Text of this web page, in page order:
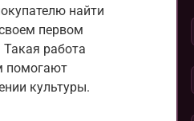
найти
первом
работа
помогают
культуры.